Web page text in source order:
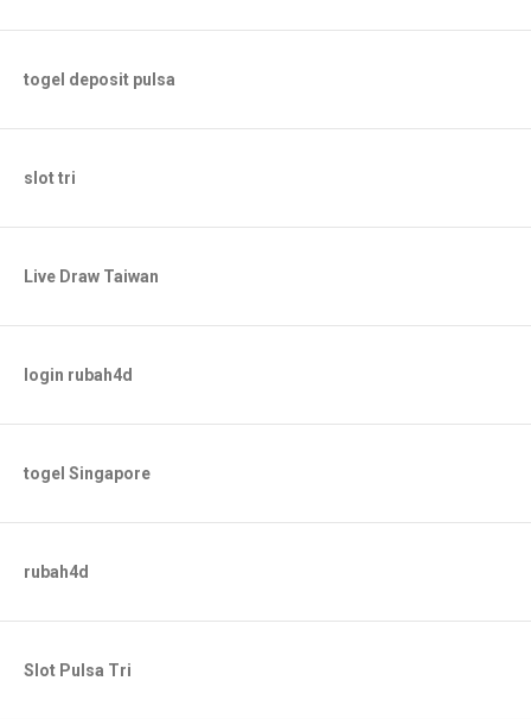
togel deposit pulsa
slot tri
Live Draw Taiwan
login rubah4d
togel Singapore
rubah4d
Slot Pulsa Tri